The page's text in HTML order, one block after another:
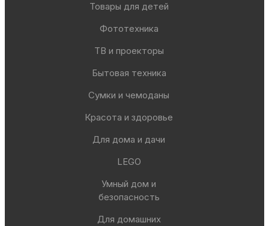
Товары для детей
Фототехника
ТВ и проекторы
Бытовая техника
Сумки и чемоданы
Красота и здоровье
Для дома и дачи
LEGO
Умный дом и
безопасность
Для домашних